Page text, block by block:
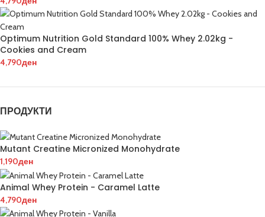
Optimum Nutrition Gold Standard 100% Whey 2.02kg -
Cookies and Cream
4,790ден
ПРОДУКТИ
Mutant Creatine Micronized Monohydrate
1,190ден
Animal Whey Protein - Caramel Latte
4,790ден